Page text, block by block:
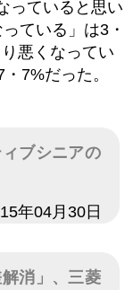
っていると思い
ている」は3・
悪くなってい
7%だった。
ブシニアの
年04月30日
消」、三菱